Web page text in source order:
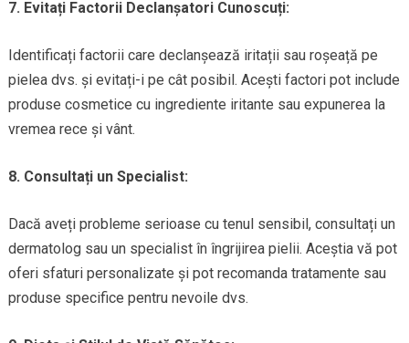
7. Evitați Factorii Declanșatori Cunoscuți:
Identificați factorii care declanșează iritații sau roșeață pe
pielea dvs. și evitați-i pe cât posibil. Acești factori pot include
produse cosmetice cu ingrediente iritante sau expunerea la
vremea rece și vânt.
8. Consultați un Specialist:
Dacă aveți probleme serioase cu tenul sensibil, consultați un
dermatolog sau un specialist în îngrijirea pielii. Aceștia vă pot
oferi sfaturi personalizate și pot recomanda tratamente sau
produse specifice pentru nevoile dvs.